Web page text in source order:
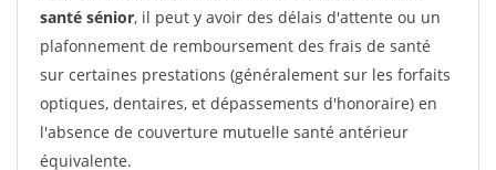
santé sénior, il peut y avoir des délais d'attente ou un
plafonnement de remboursement des frais de santé
sur certaines prestations (généralement sur les forfaits
optiques, dentaires, et dépassements d'honoraire) en
l'absence de couverture mutuelle santé antérieur
équivalente.